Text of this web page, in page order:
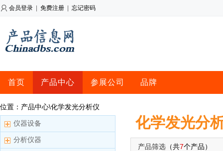
会员登录 免费注册 忘记密码
首页 产品中心 参展公司 品牌
位置：产品中心\化学发光分析仪
仪器设备
分析仪器
化学发光分
产品筛选 （共7个产品）